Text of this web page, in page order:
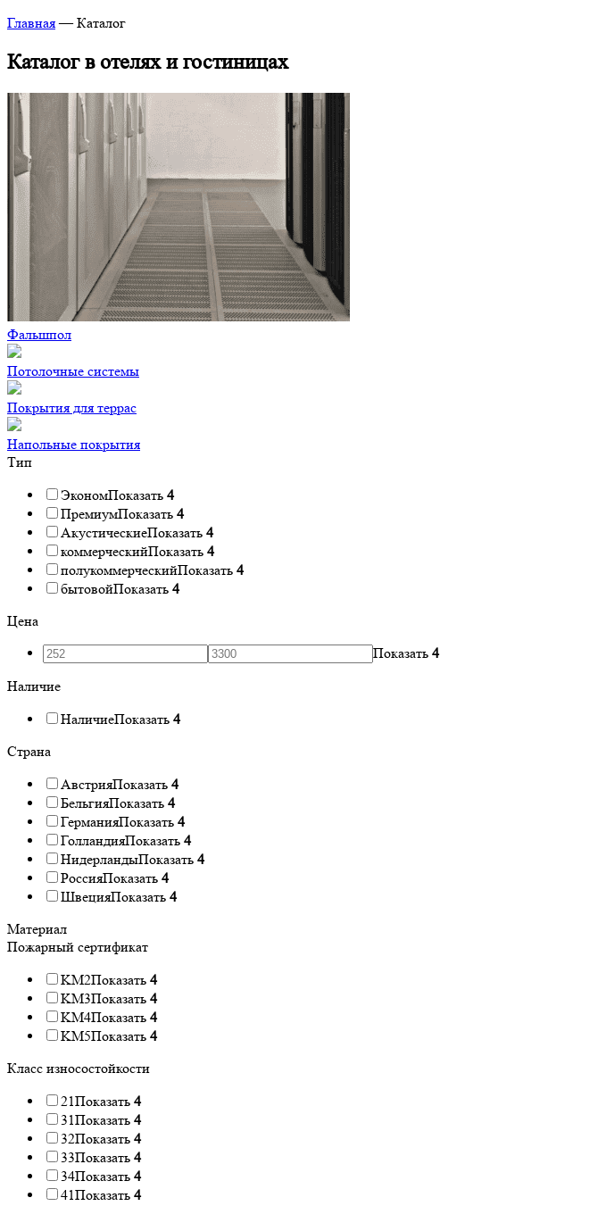
Главная — Каталог
Каталог в отелях и гостиницах
Фальшпол
Потолочные системы
Покрытия для террас
Напольные покрытия
Тип
ЭкономПоказать 4
ПремиумПоказать 4
АкустическиеПоказать 4
коммерческийПоказать 4
полукоммерческийПоказать 4
бытовойПоказать 4
Цена
Показать 4
Наличие
НаличиеПоказать 4
Страна
АвстрияПоказать 4
БельгияПоказать 4
ГерманияПоказать 4
ГолландияПоказать 4
НидерландыПоказать 4
РоссияПоказать 4
ШвецияПоказать 4
Материал
Пожарный сертификат
KM2Показать 4
KM3Показать 4
KM4Показать 4
KM5Показать 4
Класс износостойкости
21Показать 4
31Показать 4
32Показать 4
33Показать 4
34Показать 4
41Показать 4